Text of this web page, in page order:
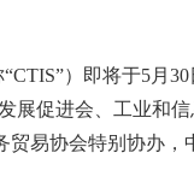
）即将于5月30
展促进会、工业和
贸易协会特别协办，